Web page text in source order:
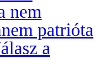
nem
patrióta
a